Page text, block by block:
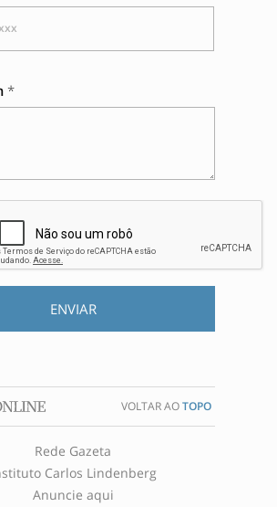
ENVIAR
VOLTAR AOTOPO
Rede Gazeta
Carlos Lindenberg
Anuncie aqui